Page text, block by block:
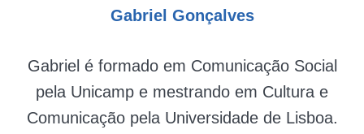
Gabriel Gonçalves
Gabriel é formado em Comunicação Social
pela Unicamp e mestrando em Cultura e
Comunicação pela Universidade de Lisboa.